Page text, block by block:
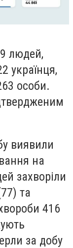
людей,
українця,
особи.
виявили
на
захворіли
та
416
за добу